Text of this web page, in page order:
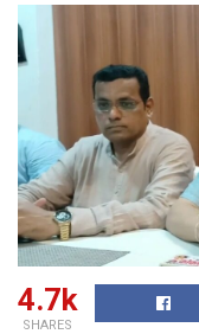
4.7k
SHARES